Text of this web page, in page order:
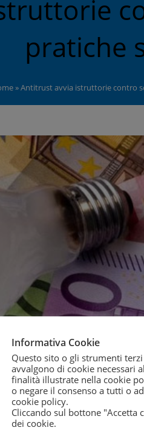
pratiche
»Antitrust avvia istruttorie contro
le società elettriche Beetwin,
sono finalizzate a verificare
delle nuove norme del
Informativa Cookie
Questo sito o gli strumenti
avvalgono di cookie necessari
finalità illustrate nella cookie
o negare il consenso a tutti o
cookie policy.
Cliccando sul bottone "Accetta
dei cookie.